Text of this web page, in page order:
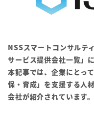
NSSスマートコンサルテ
サービス提供会社一覧」
本記事では、企業にとっ
保・育成」を支援する人
会社が紹介されています。